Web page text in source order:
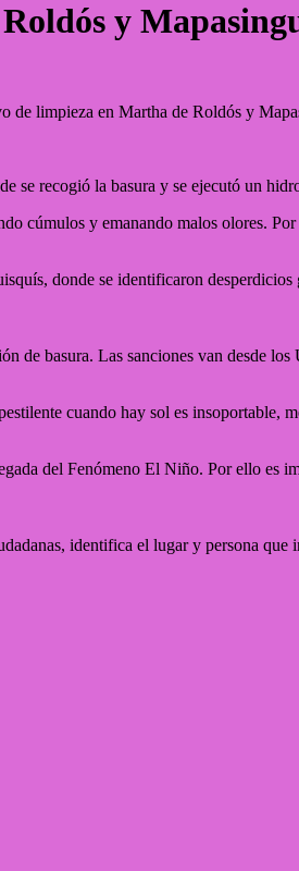
y
limpieza en Martha de Roldós y
recogió la basura y se ejecutó un
cúmulos y emanando malos olores.
donde se identificaron
basura. Las sanciones van desde
cuando hay sol es insoportable,
del Fenómeno El Niño. Por ello es
identifica el lugar y persona que